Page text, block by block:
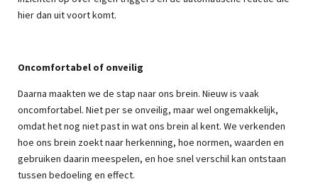
hier dan uit voort komt.
Oncomfortabel of onveilig
Daarna maakten we de stap naar ons brein. Nieuw is vaak
oncomfortabel. Niet per se onveilig, maar wel ongemakkelijk,
omdat het nog niet past in wat ons brein al kent. We verkenden
hoe ons brein zoekt naar herkenning, hoe normen, waarden en
gebruiken daarin meespelen, en hoe snel verschil kan ontstaan
tussen bedoeling en effect.